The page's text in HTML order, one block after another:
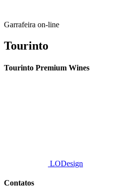
Garrafeira on-line
Tourinto
Tourinto Premium Wines
LODesign
Contatos